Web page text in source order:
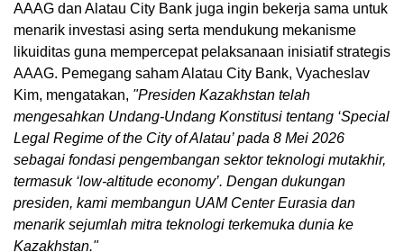
AAAG dan Alatau City Bank juga ingin bekerja sama untuk
menarik investasi asing serta mendukung mekanisme
likuiditas guna mempercepat pelaksanaan inisiatif strategis
AAAG. Pemegang saham Alatau City Bank, Vyacheslav
Kim, mengatakan, "Presiden Kazakhstan telah
mengesahkan Undang-Undang Konstitusi tentang ‘Special
Legal Regime of the City of Alatau’ pada 8 Mei 2026
sebagai fondasi pengembangan sektor teknologi mutakhir,
termasuk ‘low-altitude economy’. Dengan dukungan
presiden, kami membangun UAM Center Eurasia dan
menarik sejumlah mitra teknologi terkemuka dunia ke
Kazakhstan."